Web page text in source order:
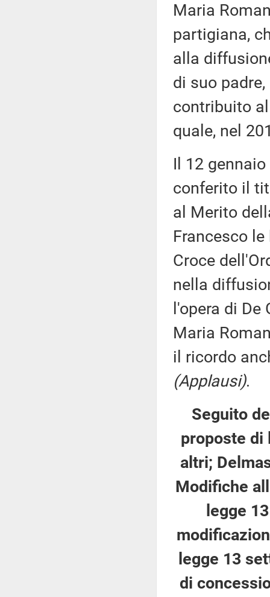
Maria
partigiana,
alla
di suo
contribuito
quale, nel
Il 12
conferito il
al Merito
Francesco
Croce
nella
l'opera di
Maria
il ricordo
(Applausi).
Seguito
proposte di
altri;
Modifiche
legge
legge 13
di